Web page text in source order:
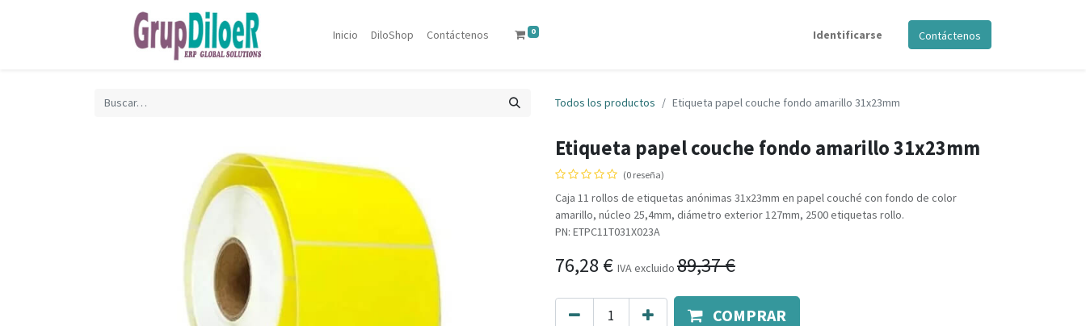
Inicio DiloShop Contáctenos 0 Identificarse Contáctenos
Todos los productos Etiqueta papel couche fondo amarillo 31x23mm
Etiqueta papel couche fondo amarillo 31x23mm
(0 reseña)
Caja 11 rollos de etiquetas anónimas 31x23mm en papel couché con fondo de color
amarillo, núcleo 25,4mm, diámetro exterior 127mm, 2500 etiquetas rollo.
PN: ETPC11T031X023A
76,28 € IVA excluido 89,37€
COMPRAR